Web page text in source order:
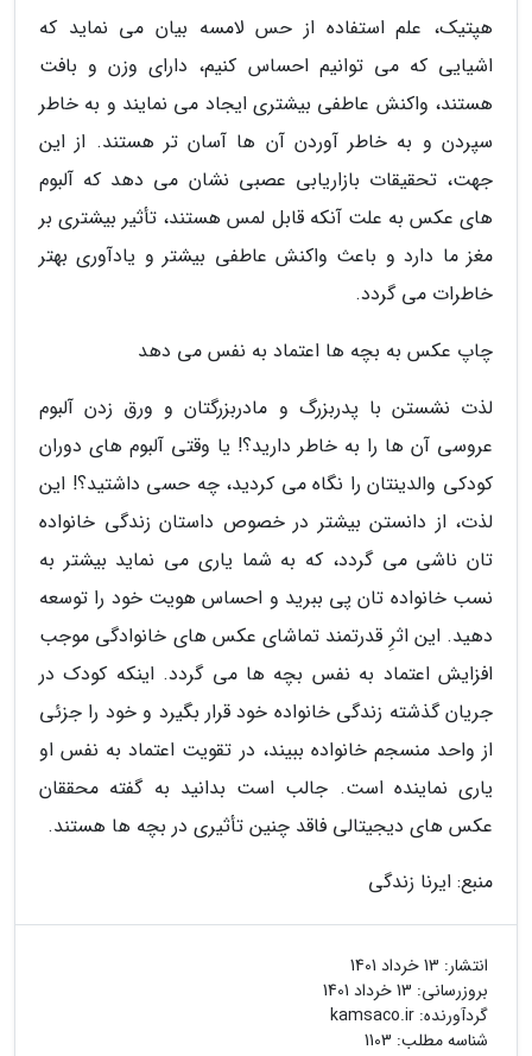
هپتیک، علم استفاده از حس لامسه بیان می نماید که
اشیایی که می توانیم احساس کنیم، دارای وزن و بافت
هستند، واکنش عاطفی بیشتری ایجاد می نمایند و به خاطر
سپردن و به خاطر آوردن آن ها آسان تر هستند. از این
جهت، تحقیقات بازاریابی عصبی نشان می دهد که آلبوم
های عکس به علت آنکه قابل لمس هستند، تأثیر بیشتری بر
مغز ما دارد و باعث واکنش عاطفی بیشتر و یادآوری بهتر
خاطرات می گردد.
چاپ عکس به بچه ها اعتماد به نفس می دهد
لذت نشستن با پدربزرگ و مادربزرگتان و ورق زدن آلبوم
عروسی آن ها را به خاطر دارید؟! یا وقتی آلبوم های دوران
کودکی والدینتان را نگاه می کردید، چه حسی داشتید؟! این
لذت، از دانستن بیشتر در خصوص داستان زندگی خانواده
تان ناشی می گردد، که به شما یاری می نماید بیشتر به
نسب خانواده تان پی ببرید و احساس هویت خود را توسعه
دهید. این اثرِ قدرتمند تماشای عکس های خانوادگی موجب
افزایش اعتماد به نفس بچه ها می گردد. اینکه کودک در
جریان گذشته زندگی خانواده خود قرار بگیرد و خود را جزئی
از واحد منسجم خانواده ببیند، در تقویت اعتماد به نفس او
یاری نماینده است. جالب است بدانید به گفته محققان
عکس های دیجیتالی فاقد چنین تأثیری در بچه ها هستند.
منبع: ایرنا زندگی
انتشار: 13 خرداد 1401
بروزرسانی: 13 خرداد 1401
گردآورنده: kamsaco.ir
شناسه مطلب: 1103